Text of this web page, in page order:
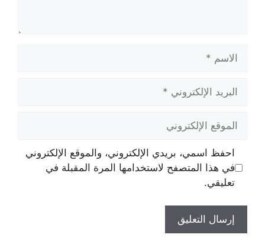
الاسم
البريد
الإلكتروني
الموقع
الإلكتروني
احفظ اسمي، بريدي الإلكتروني، والموقع الإلكتروني
في هذا المتصفح لاستخدامها المرة المقبلة في
تعليقي.